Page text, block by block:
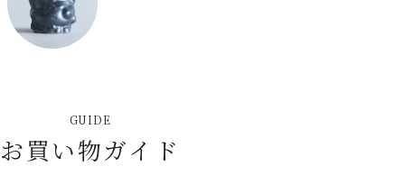
GUIDE
お買い物ガイド